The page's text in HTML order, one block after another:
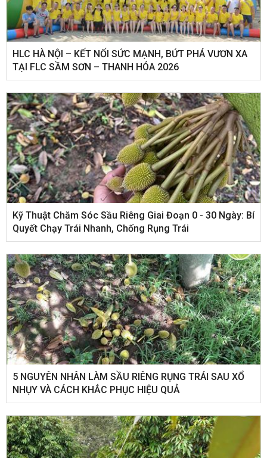
HLC HÀ NỘI – KẾT NỐI SỨC MẠNH, BỨT PHÁ VƯƠN XA
TẠI FLC SẦM SƠN – THANH HÓA 2026
Kỹ Thuật Chăm Sóc Sầu Riêng Giai Đoạn 0 - 30 Ngày: Bí
Quyết Chạy Trái Nhanh, Chống Rụng Trái
5 NGUYÊN NHÂN LÀM SẦU RIÊNG RỤNG TRÁI SAU XỔ
NHỤY VÀ CÁCH KHẮC PHỤC HIỆU QUẢ